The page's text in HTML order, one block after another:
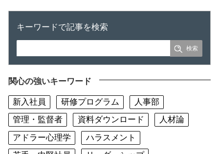
キーワードで記事を検索
関心の強いキーワード
新入社員 研修プログラム
人事部
管理・監督者
資料ダウンロード
人材論
アドラー心理学
ハラスメント